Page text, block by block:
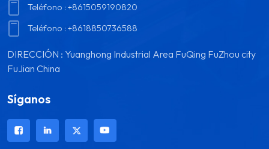
Teléfono :+8615059190820
Teléfono :+8618850736588
DIRECCIÓN : Yuanghong Industrial Area FuQing FuZhou city
FuJian China
Síganos